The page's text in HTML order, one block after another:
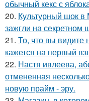
обычный кекс с
20. Культурный шок
зажгли на секретном
21. То, что вы видите
кажется на первый
22. Настя ивлеева,
отмененная
новую прайм - эру.